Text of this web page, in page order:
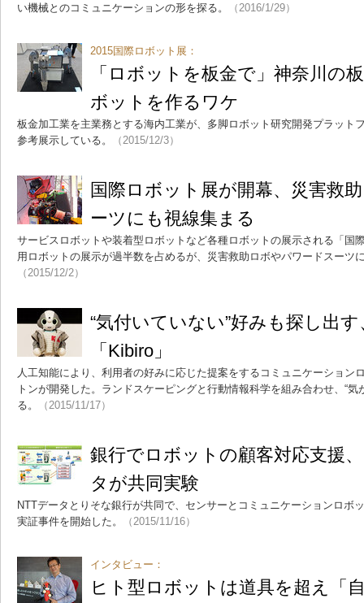
い機械とのコミュニケーションの形を探る。
（2016/1/29）
2015国際ロボット展：
「ロボットを板金で」神奈川の
ボットを作るワケ
板金加工業を主業務とする海内工業が、多脚ロボット研究開発プラット
参考展示している。
（2015/12/3）
国際ロボット展が開幕、災害救
ーツにも視線集まる
サービスロボットや装着型ロボットなど各種ロボットの展示される「国
用ロボットの展示が過半数を占めるが、災害救助ロボやパワードスーツ
（2015/12/2）
“気付いていない”好みも探し出
「Kibiro」
人工知能により、利用者の好みに応じた提案をするコミュニケーション
トンが開発した。ランドスケーピングと行動情報科学を組み合わせ、“気
る。
（2015/11/17）
銀行でロボットの顧客対応支援
タが共同実験
NTTデータとりそな銀行が共同で、センサーとコミュニケーションロボ
実証事件を開始した。
（2015/11/16）
インタビュー：
ヒト型ロボットは道具を超え「